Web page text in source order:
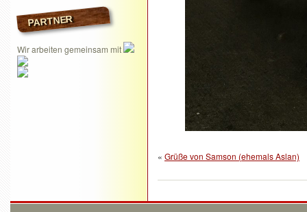
PARTNER
Wir arbeiten gemeinsam mit
« Grüße von Samson (ehemals Aslan)